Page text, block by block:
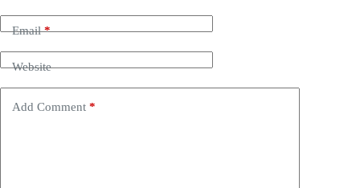
Email*
Website
Add Comment *